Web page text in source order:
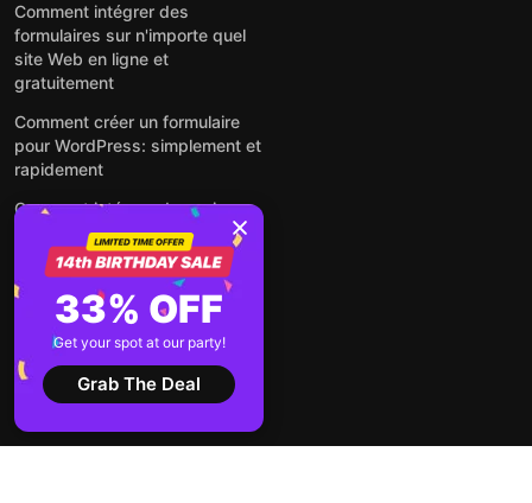
Comment intégrer des
formulaires sur n'importe quel
site Web en ligne et
gratuitement
Comment créer un formulaire
pour WordPress: simplement et
rapidement
Comment intégrer des avis
Google gratuitement sur un site
web
Comment intégrer une fenêtre
contextuelle sur n'importe quel
site Web
Voir tous les articles
33% OFF
Get your spot at our party!
Grab The Deal